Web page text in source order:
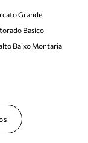
Grande
Basico
Baixo Montaria